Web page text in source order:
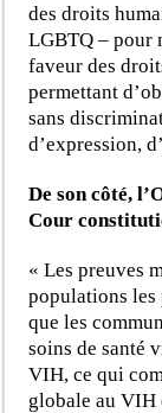
des droits
LGBTQ – pour
faveur des
permettant
sans
d’expression,
De son côté,
Cour
« Les preuves
populations les
que les
soins de santé
VIH, ce qui
globale au VIH